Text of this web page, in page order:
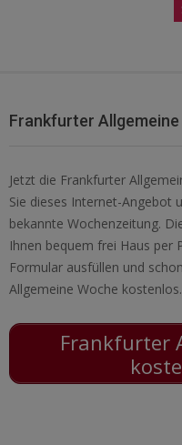
Frankfurter
Jetzt die Frankfurter
Sie dieses Internet-Angebot
bekannte Wochenzeitung.
Ihnen bequem frei Haus per
Formular ausfüllen und
Allgemeine Woche kostenlos.
Frankfurter